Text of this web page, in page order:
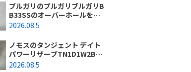
ブルガリのブルガリブルガリB
B33SSのオーバーホールを行
いました。（埼玉県所沢市/S
2026.08.5
ノモスのタンジェント デイト
パワーリザーブTN1D1W2BK
(131)のオーバーホールを行い
2026.08.5